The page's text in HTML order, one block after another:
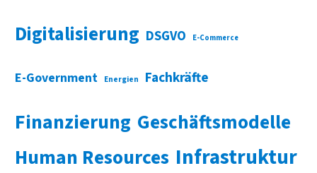
Digitalisierung DSGVO E-Commerce
E-Government Energien Fachkräfte
Finanzierung Geschäftsmodelle
Human Resources Infrastruktur